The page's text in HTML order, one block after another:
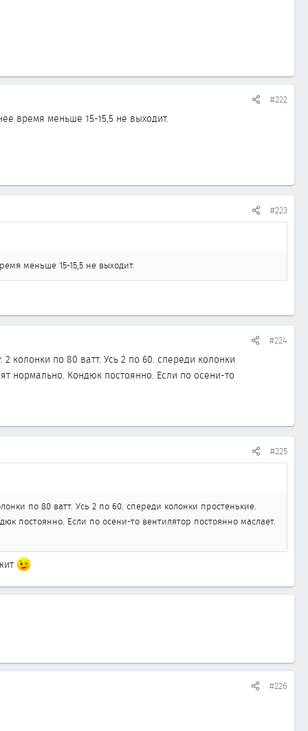
#222
время меньше 15-15,5 не выходит.
#223
меньше 15-15,5 не выходит.
#224
колонки по 80 ватт. Усь 2 по 60. спереди колонки
нормально. Кондюк постоянно. Если по осени-то
#225
по 80 ватт. Усь 2 по 60. спереди колонки простенькие.
постоянно. Если по осени-то вентилятор постоянно маслает.
#226